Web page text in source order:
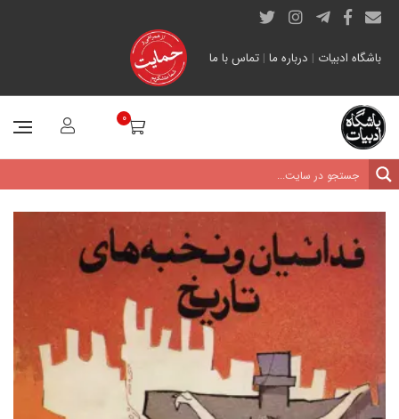
باشگاه ادبیات | درباره ما | تماس با ما
0